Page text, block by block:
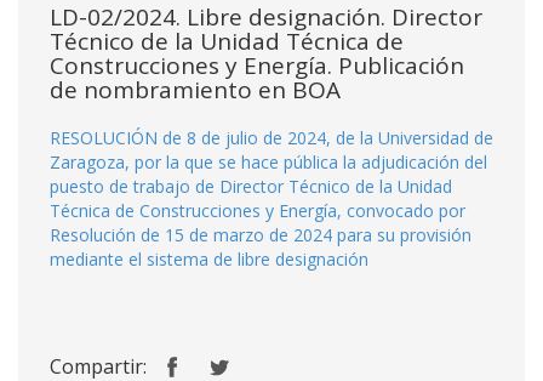
LD-02/2024. Libre designación. Director
Técnico de la Unidad Técnica de
Construcciones y Energía. Publicación
de nombramiento en BOA
RESOLUCIÓN de 8 de julio de 2024, de la Universidad de
Zaragoza, por la que se hace pública la adjudicación del
puesto de trabajo de Director Técnico de la Unidad
Técnica de Construcciones y Energía, convocado por
Resolución de 15 de marzo de 2024 para su provisión
mediante el sistema de libre designación
Compartir: